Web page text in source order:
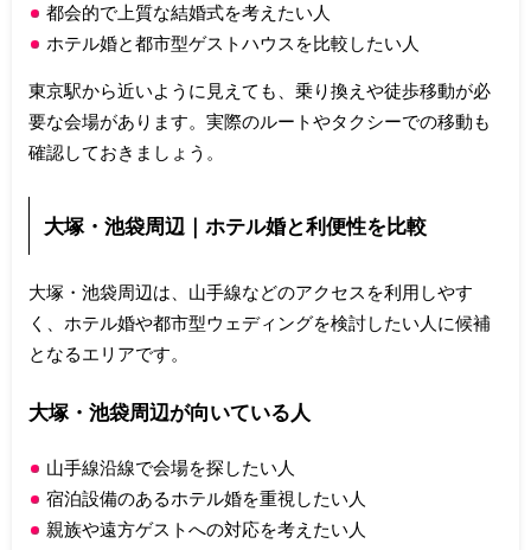
都会的で上質な結婚式を考えたい人
ホテル婚と都市型ゲストハウスを比較したい人
東京駅から近いように見えても、乗り換えや徒歩移動が必
要な会場があります。実際のルートやタクシーでの移動も
確認しておきましょう。
大塚・池袋周辺｜ホテル婚と利便性を比較
大塚・池袋周辺は、山手線などのアクセスを利用しやす
く、ホテル婚や都市型ウェディングを検討したい人に候補
となるエリアです。
大塚・池袋周辺が向いている人
山手線沿線で会場を探したい人
宿泊設備のあるホテル婚を重視したい人
親族や遠方ゲストへの対応を考えたい人